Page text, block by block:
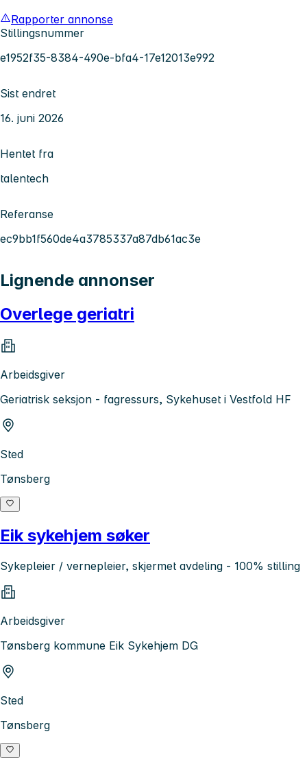
Rapporter annonse
Stillingsnummer
e1952f35-8384-490e-bfa4-17e12013e992
Sist endret
16. juni 2026
Hentet fra
talentech
Referanse
ec9bb1f560de4a3785337a87db61ac3e
Lignende annonser
Overlege geriatri
Arbeidsgiver
Geriatrisk seksjon - fagressurs, Sykehuset i Vestfold HF
Sted
Tønsberg
Eik sykehjem søker
Sykepleier / vernepleier, skjermet avdeling - 100% stilling
Arbeidsgiver
Tønsberg kommune Eik Sykehjem DG
Sted
Tønsberg